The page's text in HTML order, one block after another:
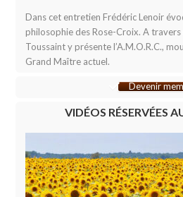
Dans cet entretien Frédéric Lenoir
philosophie des Rose-Croix. A
Toussaint y présente l’A.M.O.R.C.,
Grand Maître actuel.
Devenir
VIDÉOS RÉSERVÉES